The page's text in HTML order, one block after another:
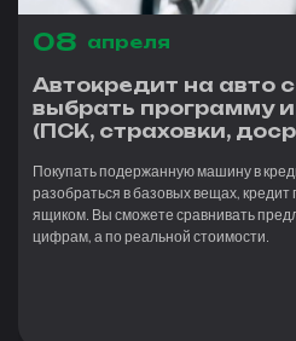
08 апреля
Автокредит на авто
выбрать программу
(ПСК, страховки,
Покупать подержанную машину в
разобраться в базовых вещах,
ящиком. Вы сможете сравнивать
цифрам, а по реальной стоимости.